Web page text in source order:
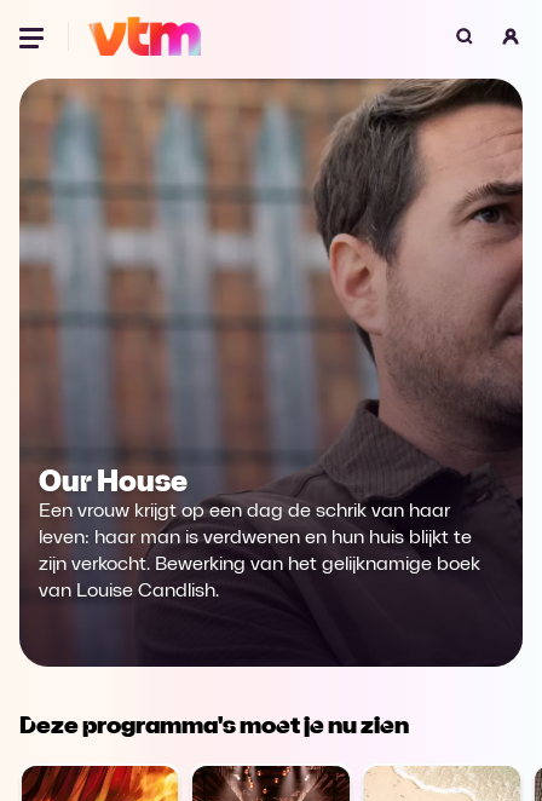
Voor je onze programma's gaat ontdekken,
best je browser updaten of hieronder één
van de ondersteunde browsers
downloaden.
Download
Download
Download
Opera Download
Our House
Een vrouw krijgt op een dag de schrik van haar
leven: haar man is verdwenen en hun huis blijkt te
zijn verkocht. Bewerking van het gelijknamige boek
van Louise Candlish.
Deze programma's moet je nu zien